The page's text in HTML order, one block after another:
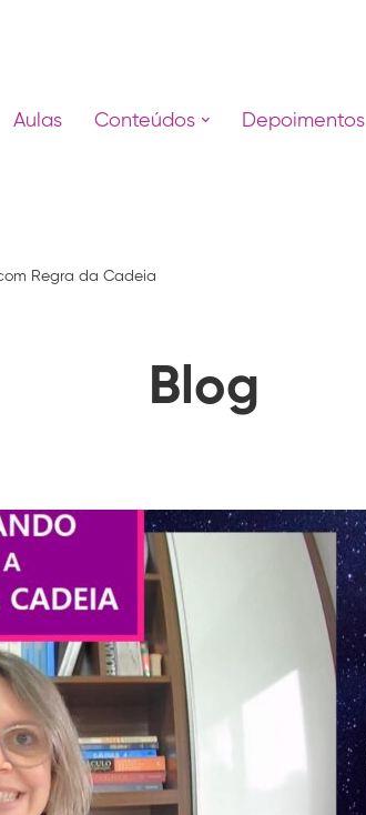
Aulas Conteúdos Depoimentos
Blog
Regra da Cadeia